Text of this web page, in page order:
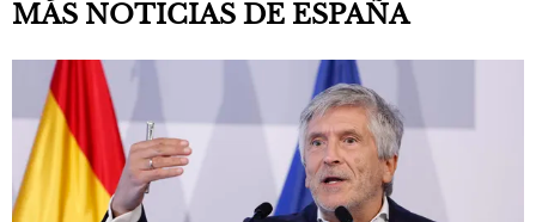
MÁS NOTICIAS DE ESPAÑA